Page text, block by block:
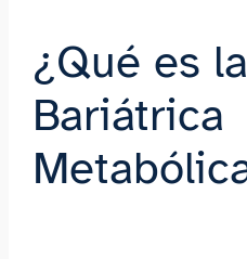
¿Qué es
Bariátrica